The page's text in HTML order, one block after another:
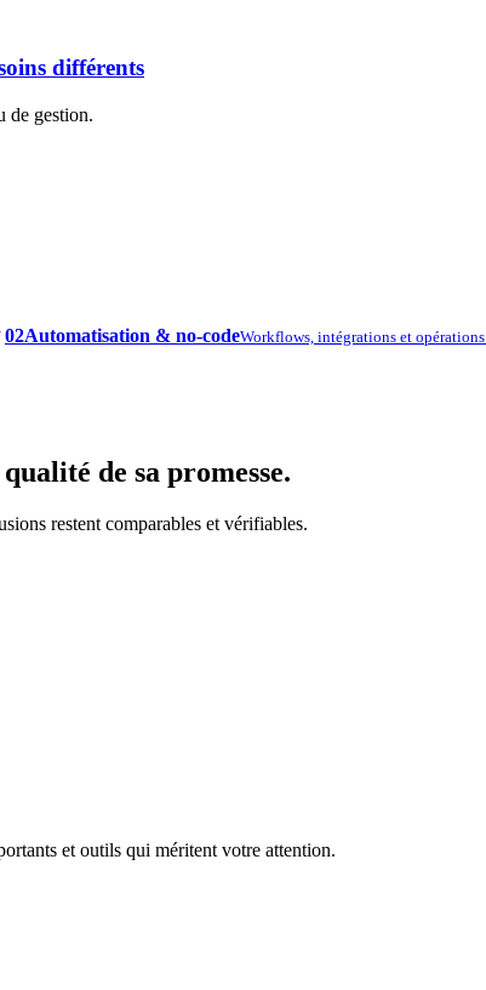
différents
de gestion.
02Automatisation & no-codeWorkflows, intégrations et opérations
de sa promesse.
restent comparables et vérifiables.
et outils qui méritent votre attention.